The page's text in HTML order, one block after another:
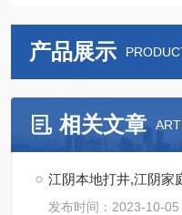
产品展示
相关文章
江阴本地打井,江阴家
发布时间：2023-10-05